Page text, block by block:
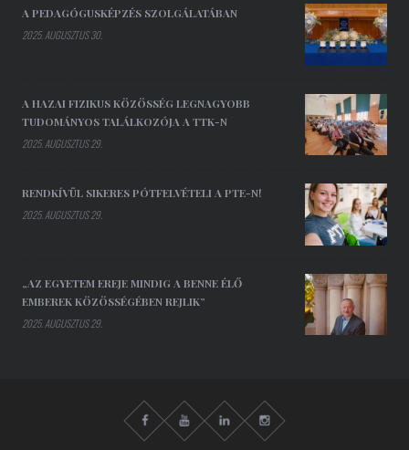
A PEDAGÓGUSKÉPZÉS SZOLGÁLATÁBAN
2025. AUGUSZTUS 30.
A HAZAI FIZIKUS KÖZÖSSÉG LEGNAGYOBB
TUDOMÁNYOS TALÁLKOZÓJA A TTK-N
2025. AUGUSZTUS 29.
RENDKÍVÜL SIKERES PÓTFELVÉTELI A PTE-N!
2025. AUGUSZTUS 29.
„AZ EGYETEM EREJE MINDIG A BENNE ÉLŐ
EMBEREK KÖZÖSSÉGÉBEN REJLIK”
2025. AUGUSZTUS 29.